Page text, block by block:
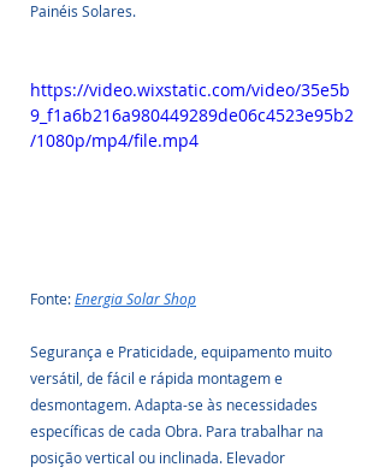
Painéis Solares.
https://video.wixstatic.com/video/35e5b
9_f1a6b216a980449289de06c4523e95b2
/1080p/mp4/file.mp4
Fonte: Energia Solar Shop
Segurança e Praticidade, equipamento muito
versátil, de fácil e rápida montagem e
desmontagem. Adapta-se às necessidades
específicas de cada Obra. Para trabalhar na
posição vertical ou inclinada. Elevador